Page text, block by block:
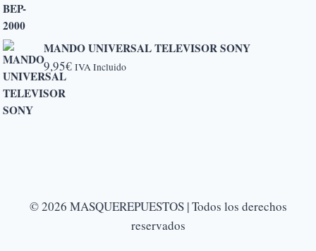
MANDO UNIVERSAL TELEVISOR SONY
9,95€ IVA Incluido
© 2026 MASQUEREPUESTOS | Todos los derechos
reservados